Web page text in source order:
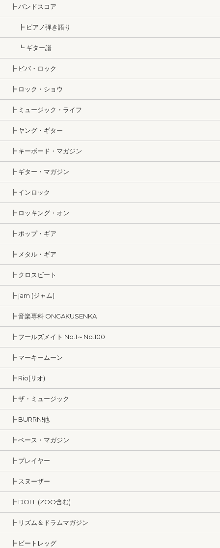
┣ バンドスコア
┣ ピアノ弾き語り
┗ ギター譜
┣ ビバ・ロック
┣ ロック・ショウ
┣ ミュージック・ライフ
┣ ヤング・ギター
┣ キーボード・マガジン
┣ ギター・マガジン
┣ インロック
┣ ロッキング・オン
┣ ポップ・ギア
┣ メタル・ギア
┣ クロスビート
┣ jam (ジャム)
┣ 音楽専科 ONGAKUSENKA
┣ フールズメイト No.1～No.100
┣ マーキームーン
┣ Rio(リオ)
┣ ザ・ミュージック
┣ BURRN!他
┣ ベース・マガジン
┣ プレイヤー
┣ スヌーザー
┣ DOLL (ZOO含む)
┣ リズム＆ドラムマガジン
┣ ビートレッグ